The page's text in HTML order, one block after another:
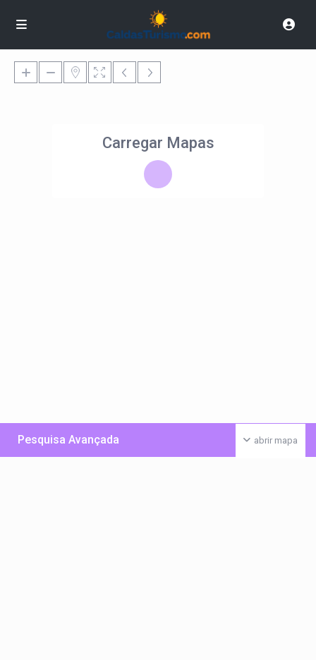
Carregar Mapas
abrir mapa
Pesquisa Avançada